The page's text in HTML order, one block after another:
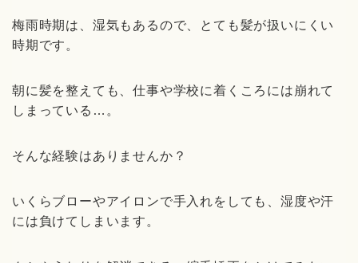
梅雨時期は、湿気もあるので、とても髪が扱いにくい
時期です。
朝に髪を整えても、仕事や学校に着くころには崩れて
しまっている…。
そんな経験はありませんか？
いくらブローやアイロンで手入れをしても、湿度や汗
には負けてしまいます。